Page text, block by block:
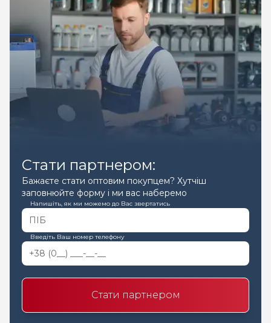
Стати партнером:
Бажаєте стати оптовим покупцем? Хутчіш
заповнюйте форму і ми вас наберемо
Напишіть, як ми можемо до Вас звертатись
Введіть Ваш номер телефону
Стати партнером